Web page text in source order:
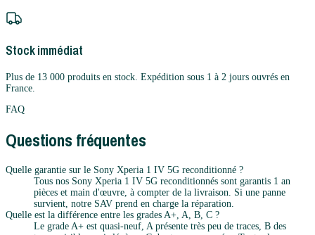
Stock immédiat
Plus de 13 000 produits en stock. Expédition sous 1 à 2 jours ouvrés en
France.
FAQ
Questions fréquentes
Quelle garantie sur le Sony Xperia 1 IV 5G reconditionné ?
Tous nos Sony Xperia 1 IV 5G reconditionnés sont garantis 1 an
pièces et main d'œuvre, à compter de la livraison. Si une panne
survient, notre SAV prend en charge la réparation.
Quelle est la différence entre les grades A+, A, B, C ?
Le grade A+ est quasi-neuf, A présente très peu de traces, B des